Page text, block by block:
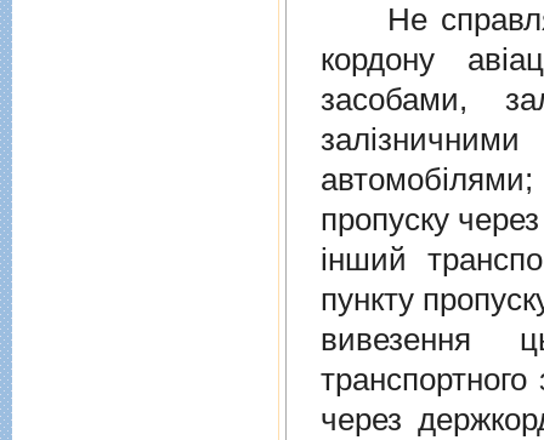
Не
кордону
засобами,
залiзничними
пропуску
iнший
пункту
вивезення
через